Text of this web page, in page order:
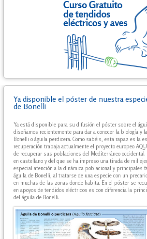
Ya disponible el póster de nuestra
de Bonelli
Ya está disponible para su difusión el póster sobre el
diseñamos recientemente para dar a conocer la biología y
Bonelli o águila perdicera. Como sabéis, esta rapaz es la
recuperación trabaja actualmente el proyecto europeo
de recuperar sus poblaciones del Mediterráneo
en castellano y del que se ha impreso una tirada de mil
especial atención a la dinámica poblacional y principales
águila de Bonelli, al tratarse de una especie con un
en muchas de las zonas donde habita. En el póster se
en apoyos de tendidos eléctricos es con diferencia la
del águila de Bonelli.